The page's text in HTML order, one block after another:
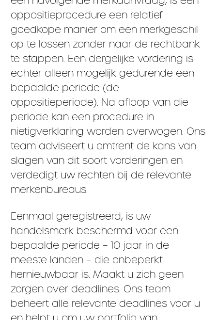
oppositieprocedure een relatief
goedkope manier om een merkgeschil
op te lossen zonder naar de rechtbank
te stappen. Een dergelijke vordering is
echter alleen mogelijk gedurende een
bepaalde periode (de
oppositieperiode). Na afloop van die
periode kan een procedure in
nietigverklaring worden overwogen. Ons
team adviseert u omtrent de kans van
slagen van dit soort vorderingen en
verdedigt uw rechten bij de relevante
merkenbureaus.
Eenmaal geregistreerd, is uw
handelsmerk beschermd voor een
bepaalde periode – 10 jaar in de
meeste landen – die onbeperkt
hernieuwbaar is. Maakt u zich geen
zorgen over deadlines. Ons team
beheert alle relevante deadlines voor u